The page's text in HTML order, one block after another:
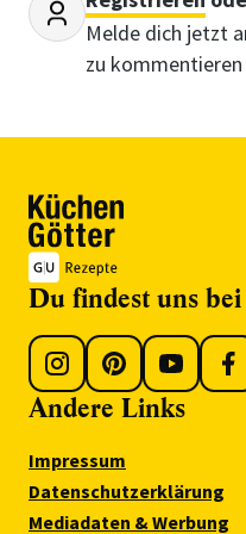
Melde dich jetzt
zu kommentieren
Du findest uns bei
Andere Links
Impressum
Datenschutzerklärung
Mediadaten & Werbung